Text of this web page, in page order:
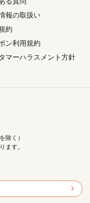
報の取扱い
約
ン利用規約
マーハラスメント方針
除く）
ます。